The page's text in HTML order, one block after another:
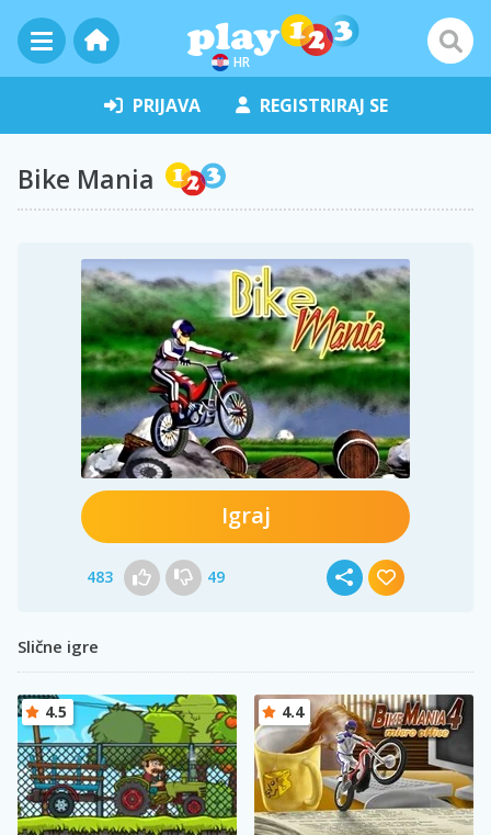
HR
PRIJAVA REGISTRIRAJ SE
Bike Mania
Igraj
483 49
Slične igre
4.5 4.4